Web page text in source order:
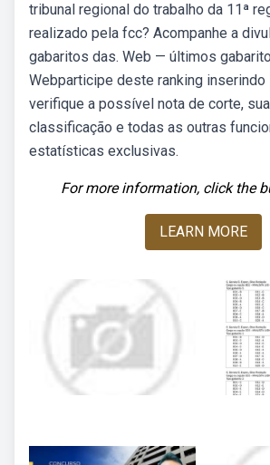
tribunal regional do trabalho da 11ª
realizado pela fcc? Acompanhe a
gabaritos das. Web — últimos
Webparticipe deste ranking inserindo
verifique a possível nota de corte,
classificação e todas as outras
estatísticas exclusivas.
For more information, click the
LEARN MORE